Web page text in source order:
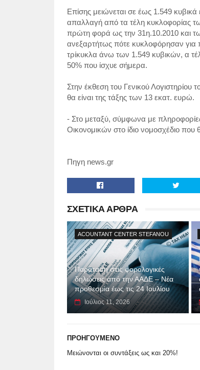
Επίσης μειώνεται σε έως 1.549 κυβικά
απαλλαγή από τα τέλη κυκλοφορίας
πρώτη φορά ως την 31η.10.2010 και
ανεξαρτήτως πότε κυκλοφόρησαν για
τρίκυκλα άνω των 1.549 κυβικών, α
50% που ίσχυε σήμερα.
Στην έκθεση του Γενικού Λογιστηρίου
θα είναι της τάξης των 13 εκατ. ευρώ.
- Στο μεταξύ, σύμφωνα με
Οικονομικών στο ίδιο νομοσχέδιο
Πηγη news.gr
ΣΧΕΤΙΚΑ ΑΡΘΡΑ
ACOUNTANT CENTER STEFANOU
Παράταση στις φορολογικές
δηλώσεις από την ΑΑΔΕ – Νέα
προθεσμία έως τις 24 Ιουλίου
Ιούλιος 11, 2026
ΠΡΟΗΓΟΥΜΕΝΟ
Μειώνονται οι συντάξεις ως και 20%!